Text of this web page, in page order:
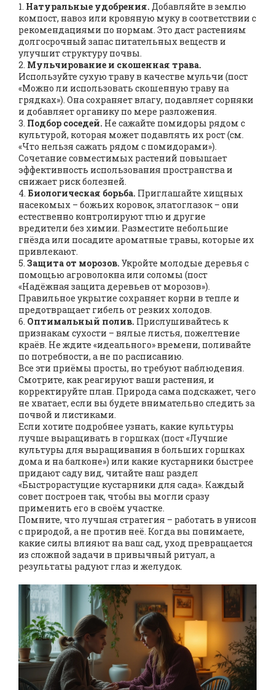
1. Натуральные удобрения. Добавляйте в землю
компост, навоз или кровяную муку в соответствии с
рекомендациями по нормам. Это даст растениям
долгосрочный запас питательных веществ и
улучшит структуру почвы.
2. Мульчирование и скошенная трава.
Используйте сухую траву в качестве мульчи (пост
«Можно ли использовать скошенную траву на
грядках»). Она сохраняет влагу, подавляет сорняки
и добавляет органику по мере разложения.
3. Подбор соседей. Не сажайте помидоры рядом с
культурой, которая может подавлять их рост (см.
«Что нельзя сажать рядом с помидорами»).
Сочетание совместимых растений повышает
эффективность использования пространства и
снижает риск болезней.
4. Биологическая борьба. Приглашайте хищных
насекомых – божьих коровок, златоглазок – они
естественно контролируют тлю и другие
вредители без химии. Разместите небольшие
гнёзда или посадите ароматные травы, которые их
привлекают.
5. Защита от морозов. Укройте молодые деревья с
помощью агроволокна или соломы (пост
«Надёжная защита деревьев от морозов»).
Правильное укрытие сохраняет корни в тепле и
предотвращает гибель от резких холодов.
6. Оптимальный полив. Прислушивайтесь к
признакам сухости – вялые листья, пожелтение
краёв. Не ждите «идеального» времени, поливайте
по потребности, а не по расписанию.
Все эти приёмы просты, но требуют наблюдения.
Смотрите, как реагируют ваши растения, и
корректируйте план. Природа сама подскажет, чего
не хватает, если вы будете внимательно следить за
почвой и листиками.
Если хотите подробнее узнать, какие культуры
лучше выращивать в горшках (пост «Лучшие
культуры для выращивания в больших горшках
дома и на балконе») или какие кустарники быстрее
придают саду вид, читайте наш раздел
«Быстрорастущие кустарники для сада». Каждый
совет построен так, чтобы вы могли сразу
применить его в своём участке.
Помните, что лучшая стратегия – работать в унисон
с природой, а не против неё. Когда вы понимаете,
какие силы влияют на ваш сад, уход превращается
из сложной задачи в привычный ритуал, а
результаты радуют глаз и желудок.